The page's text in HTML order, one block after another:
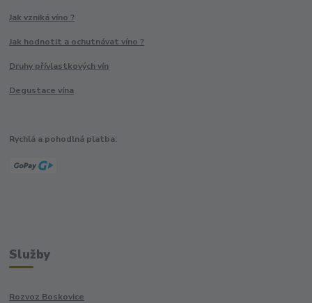
Jak vzniká víno ?
Jak hodnotit a ochutnávat víno ?
Druhy přívlastkových vín
Degustace vína
Rychlá a pohodlná platba:
Služby
Rozvoz Boskovice